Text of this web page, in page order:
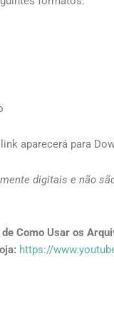
aparecerá para
digitais e não
Como Usar os
https://